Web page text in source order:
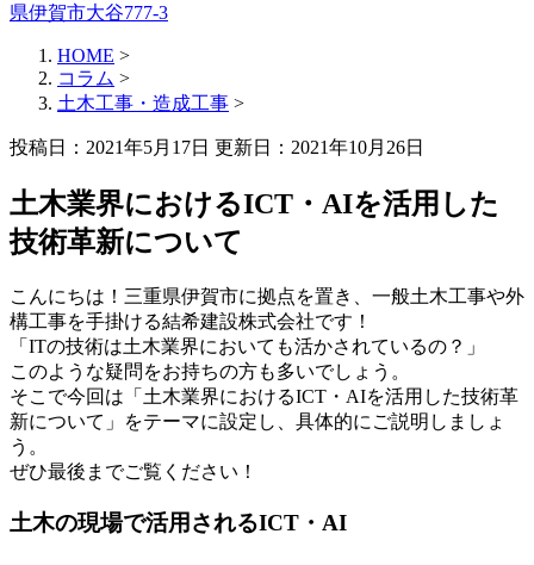
HOME >
コラム >
土木工事・造成工事 >
投稿日：2021年5月17日 更新日： 2021年10月26日
土木業界におけるICT・AIを活用した
技術革新について
こんにちは！三重県伊賀市に拠点を置き、一般土木工事や外
構工事を手掛ける結希建設株式会社です！
「ITの技術は土木業界においても活かされているの？」
このような疑問をお持ちの方も多いでしょう。
そこで今回は「土木業界におけるICT・AIを活用した技術革
新について」をテーマに設定し、具体的にご説明しましょ
う。
ぜひ最後までご覧ください！
土木の現場で活用されるICT・AI